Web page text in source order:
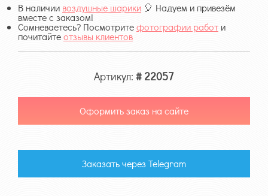
В наличии воздушные шарики 🎈 Надуем и привезём
вместе с заказом!
Сомневаетесь? Посмотритефотографии работ и
почитайтеотзывы клиентов
Артикул: # 22057
Оформить заказ на сайте
Заказать через Telegram